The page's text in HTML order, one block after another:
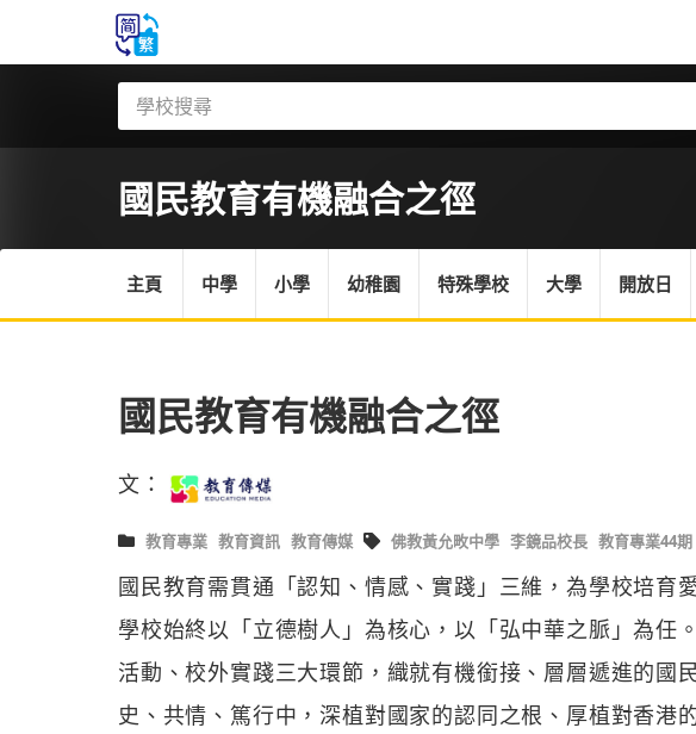
國民教育有機融合之徑
主頁 中學 小學 幼稚園 特殊學校 大學 開放日
國民教育有機融合之徑
文：
教育專業 教育資訊 教育傳媒 佛教黃允畋中學 李鏡品校長 教育專業44期
國民教育需貫通「認知、情感、實踐」三維，為學校培育
學校始終以「立德樹人」為核心，以「弘中華之脈」為任
活動、校外實踐三大環節，織就有機銜接、層層遞進的國
史、共情、篤行中，深植對國家的認同之根、厚植對香港